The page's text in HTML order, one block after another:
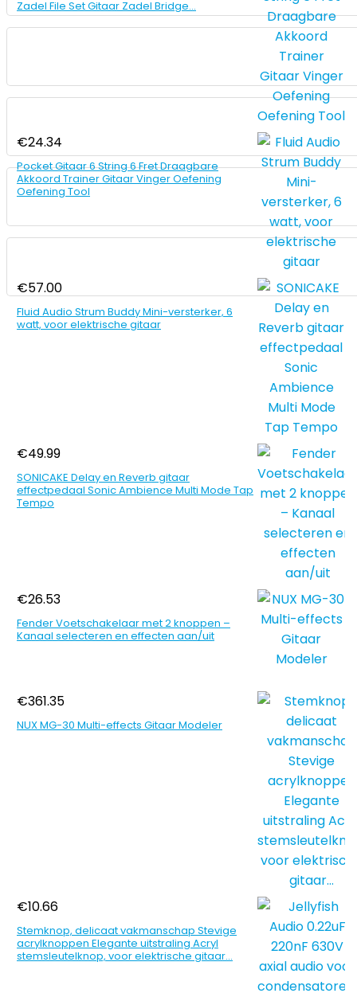
Zadel File Set Gitaar Zadel Bridge…
€24.34
Pocket Gitaar 6 String 6 Fret Draagbare
Akkoord Trainer Gitaar Vinger Oefening
Oefening Tool
€57.00
Fluid Audio Strum Buddy Mini-versterker, 6
watt, voor elektrische gitaar
€49.99
SONICAKE Delay en Reverb gitaar
effectpedaal Sonic Ambience Multi Mode Tap
Tempo
€26.53
Fender Voetschakelaar met 2 knoppen –
Kanaal selecteren en effecten aan/uit
€361.35
NUX MG-30 Multi-effects Gitaar Modeler
€10.66
Stemknop, delicaat vakmanschap Stevige
acrylknoppen Elegante uitstraling Acryl
stemsleutelknop, voor elektrische gitaar…